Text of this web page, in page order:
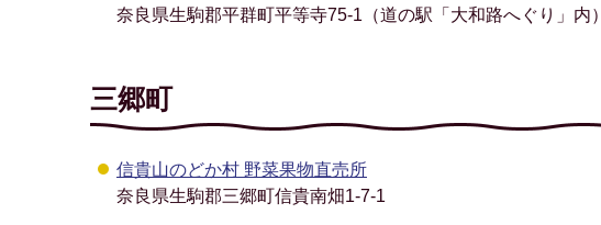
奈良県生駒郡平群町平等寺75-1（道の駅「大和路へぐり」内）
三郷町
信貴山のどか村 野菜果物直売所
奈良県生駒郡三郷町信貴南畑1-7-1